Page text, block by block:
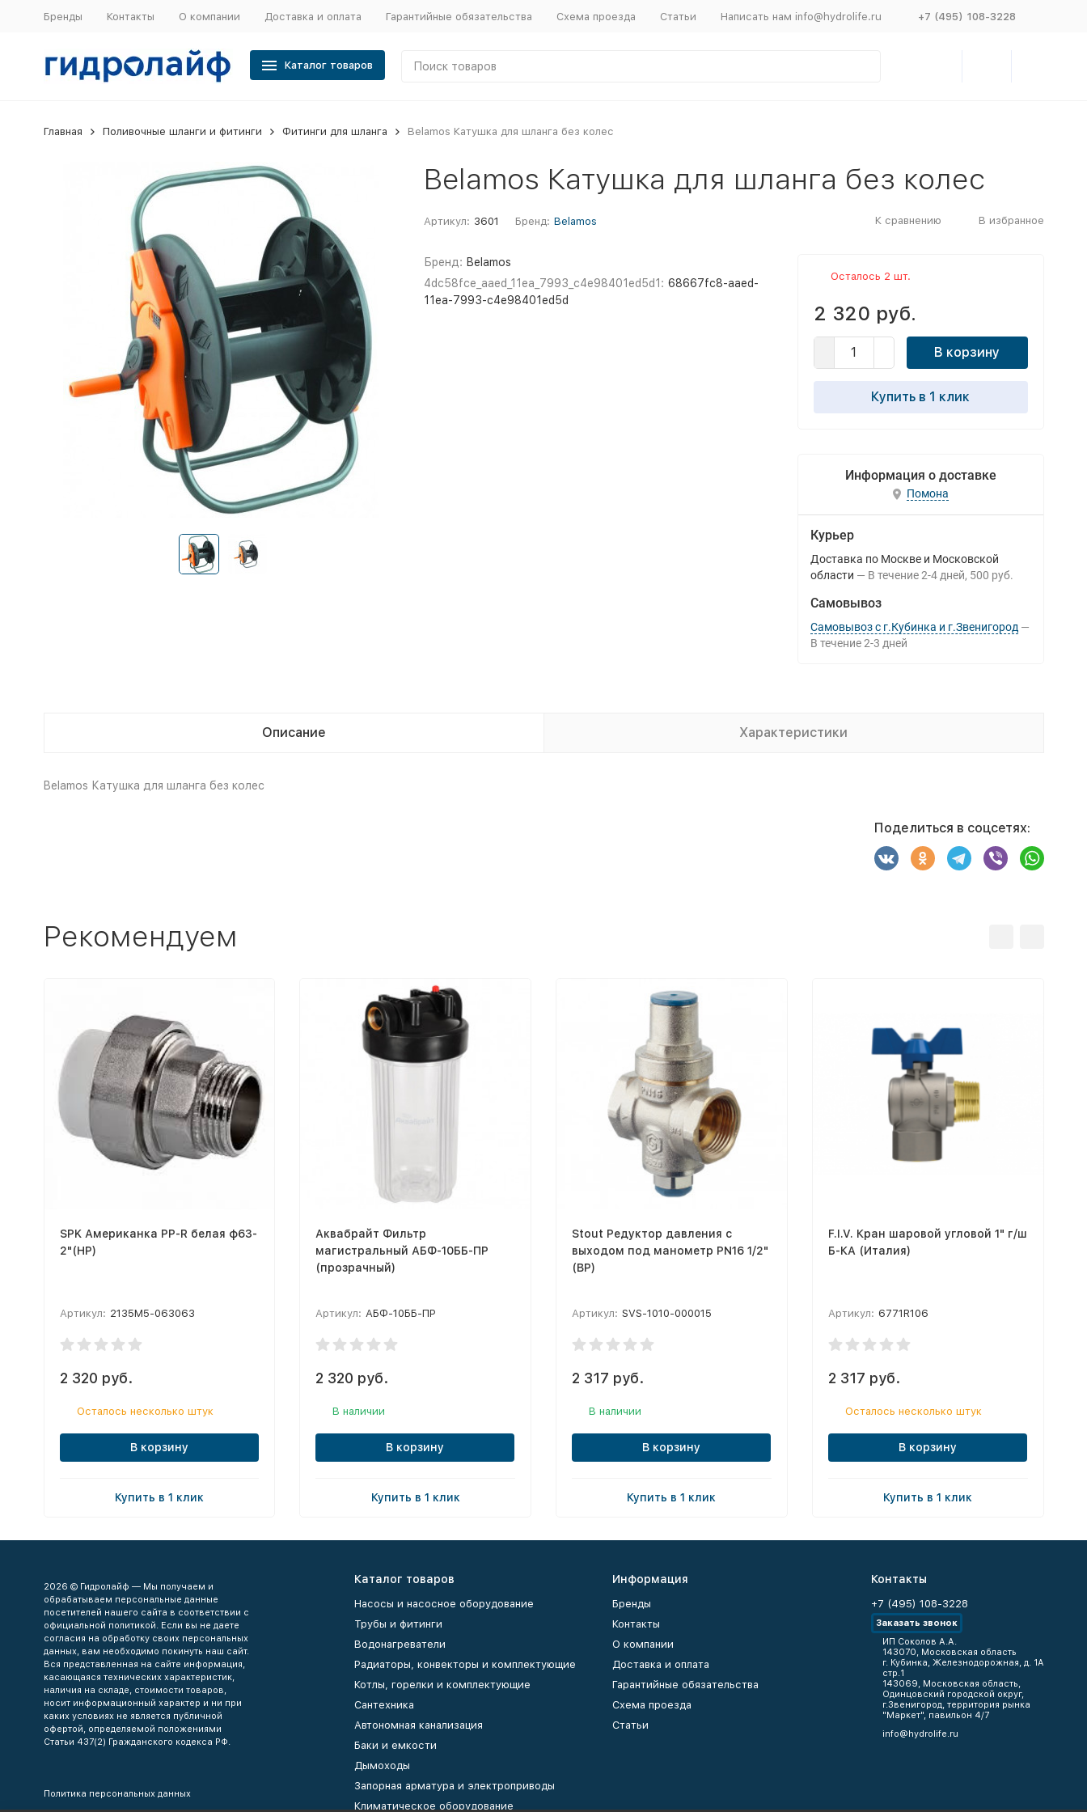
Бренды Контакты О компании Доставка и оплата Гарантийные обязательства Схема проезда Статьи Написать нам info@hydrolife.ru +7 (495) 108-3228
Каталог товаров
Главная Поливочные шланги и фитинги Фитинги для шланга Belamos Катушка для шланга без колес
Belamos Катушка для шланга без колес
Артикул: 3601 Бренд: Belamos К сравнению В избранное
Бренд: Belamos
4dc58fce_aaed_11ea_7993_c4e98401ed5d1: 68667fc8-aaed-
11ea-7993-c4e98401ed5d
Осталось 2 шт.
2 320 руб.
В корзину
Купить в 1 клик
Информация о доставке
Помона
Курьер
Доставка по Москве и Московской
области
В течение 2-4 дней 500 руб.
Самовывоз
Самовывоз с г.Кубинка и г.Звенигород
В течение 2-3 дней
Описание Характеристики
Belamos Катушка для шланга без колес
Поделиться в соцсетях:
Рекомендуем
SPK Американка PP-R белая ф63-
2"(НР)
Артикул: 2135M5-063063
2 320 руб.
Осталось несколько штук
В корзину
Купить в 1 клик
Аквабрайт Фильтр
магистральный АБФ-10ББ-ПР
(прозрачный)
Артикул: АБФ-10ББ-ПР
2 320 руб.
В наличии
В корзину
Купить в 1 клик
Stout Редуктор давления с
выходом под манометр PN16 1/2"
(ВР)
Артикул: SVS-1010-000015
2 317 руб.
В наличии
В корзину
Купить в 1 клик
F.I.V. Кран шаровой угловой 1" г/ш
Б-КА (Италия)
Артикул: 6771R106
2 317 руб.
Осталось несколько штук
В корзину
Купить в 1 клик
2026 © Гидролайф — Мы получаем и
обрабатываем персональные данные
посетителей нашего сайта в соответствии с
официальной политикой. Если вы не даете
согласия на обработку своих персональных
данных, вам необходимо покинуть наш сайт.
Вся представленная на сайте информация,
касающаяся технических характеристик,
наличия на складе, стоимости товаров,
носит информационный характер и ни при
каких условиях не является публичной
офертой, определяемой положениями
Статьи 437(2) Гражданского кодекса РФ.
Политика персональных данных
Каталог товаров
Насосы и насосное оборудование
Трубы и фитинги
Водонагреватели
Радиаторы, конвекторы и комплектующие
Котлы, горелки и комплектующие
Сантехника
Автономная канализация
Баки и емкости
Дымоходы
Запорная арматура и электроприводы
Климатическое оборудование
Информация
Бренды
Контакты
О компании
Доставка и оплата
Гарантийные обязательства
Схема проезда
Статьи
Контакты
+7 (495) 108-3228
Заказать звонок
ИП Соколов А.А.
143070, Московская область
г. Кубинка, Железнодорожная, д. 1А
стр.1
143069, Московская область,
Одинцовский городской округ,
г.Звенигород, территория рынка
"Маркет", павильон 4/7
info@hydrolife.ru